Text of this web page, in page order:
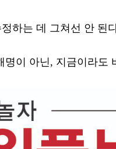
하는 데 그쳐선 안 된
이 아닌, 지금이라도